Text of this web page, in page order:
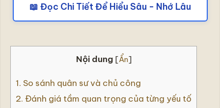
📖 Đọc Chi Tiết Để Hiểu Sâu - Nhớ Lâu
Nội dung [Ẩn]
1. So sánh quân sư và chủ công
2. Đánh giá tầm quan trọng của từng yếu tố